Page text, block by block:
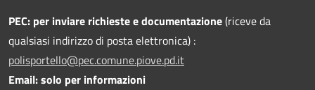
PEC: per inviare richieste e documentazione(riceve da
qualsiasi indirizzo di posta elettronica) :
polisportello@pec.comune.piove.pd.it
Email: solo per informazioni